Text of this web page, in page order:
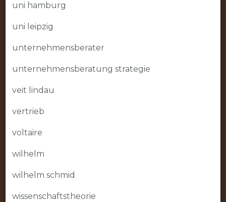
uni hamburg
uni leipzig
unternehmensberater
unternehmensberatung strategie
veit lindau
vertrieb
voltaire
wilhelm
wilhelm schmid
wissenschaftstheorie